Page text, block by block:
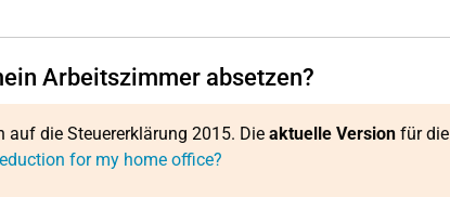
Arbeitszimmer absetzen?
auf die Steuererklärung 2015. Die aktuelle Versionfür die
for my home office?